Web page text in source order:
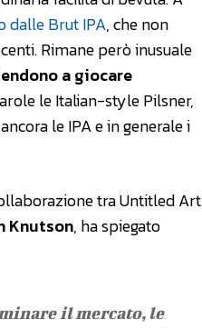
dalle Brut IPA, che non
Rimane però inusuale
a giocare
le Italian-style Pilsner,
le IPA e in generale i
tra Untitled Art
Knutson, ha spiegato
il mercato, le